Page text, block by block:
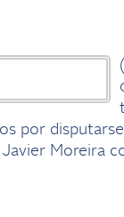
por
Moreira